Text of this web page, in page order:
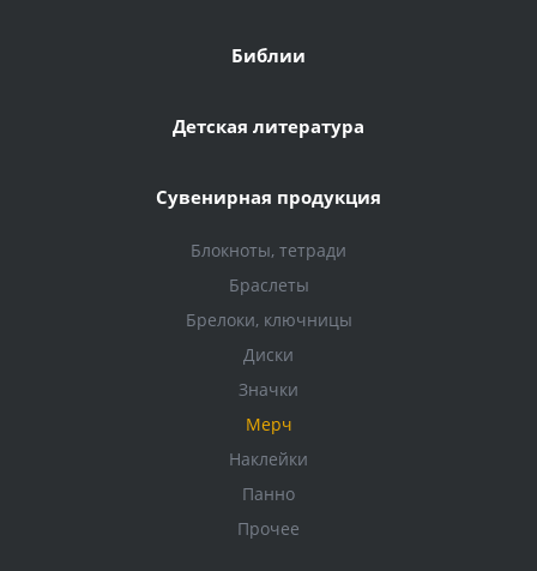
Библии
Детская литература
Сувенирная продукция
Блокноты, тетради
Браслеты
Брелоки, ключницы
Диски
Значки
Мерч
Наклейки
Панно
Прочее